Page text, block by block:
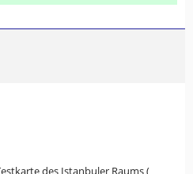
des Istanbuler Raums (